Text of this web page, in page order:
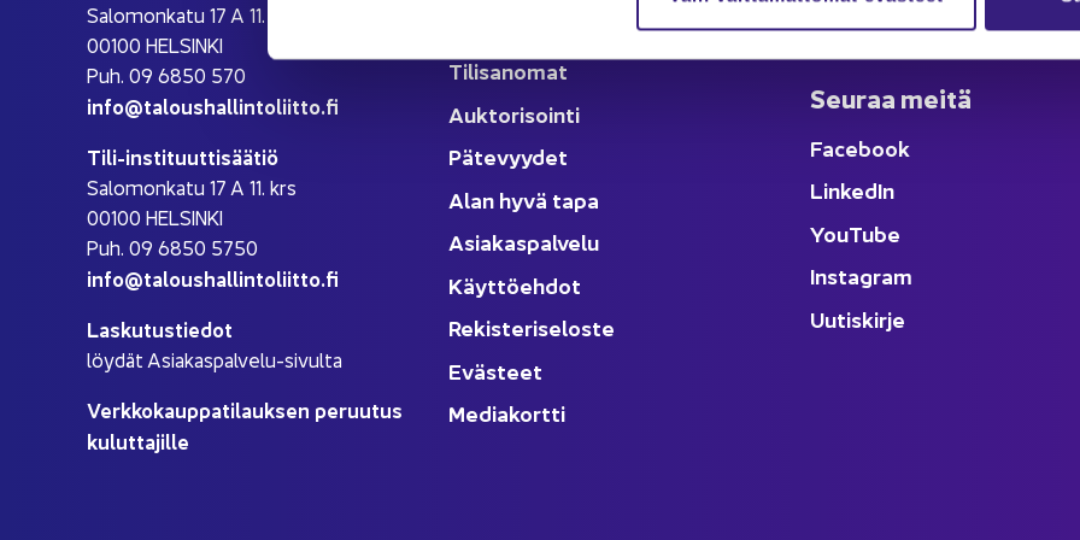
Sa­lo­mon­ka­tu 17 A 11. krs
00100 HEL­SIN­KI
Puh. 09 6850 570
info@ta­lous­hal­lin­to­liit­to.fi
Tili-​instituuttisäätiö
Sa­lo­mon­ka­tu 17 A 11. krs
00100 HEL­SIN­KI
Puh. 09 6850 5750
info@ta­lous­hal­lin­to­liit­to.fi
Las­ku­tus­tie­dot
löy­dät Asiakaspalvelu-​sivulta
Verk­ko­kaup­pa­ti­lauk­sen pe­ruu­tus
ku­lut­ta­jil­le
Kou­lu­tuk­set ja ta­pah­tu­mat
Ti­li­sa­no­mat
Auk­to­ri­soin­ti
Pä­te­vyy­det
Alan hyvä tapa
Asia­kas­pal­ve­lu
Käyt­tö­eh­dot
Re­kis­te­ri­se­los­te
Eväs­teet
Me­dia­kort­ti
Kes­kus­te­lu
Seu­raa meitä
Face­book
Lin­ke­dIn
YouTube
Ins­ta­gram
Uu­tis­kir­je